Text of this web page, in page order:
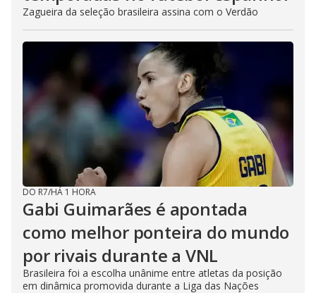
Zagueira da seleção brasileira assina com o Verdão
DO R7/HÁ 1 HORA
Gabi Guimarães é apontada
como melhor ponteira do mundo
por rivais durante a VNL
Brasileira foi a escolha unânime entre atletas da posição
em dinâmica promovida durante a Liga das Nações